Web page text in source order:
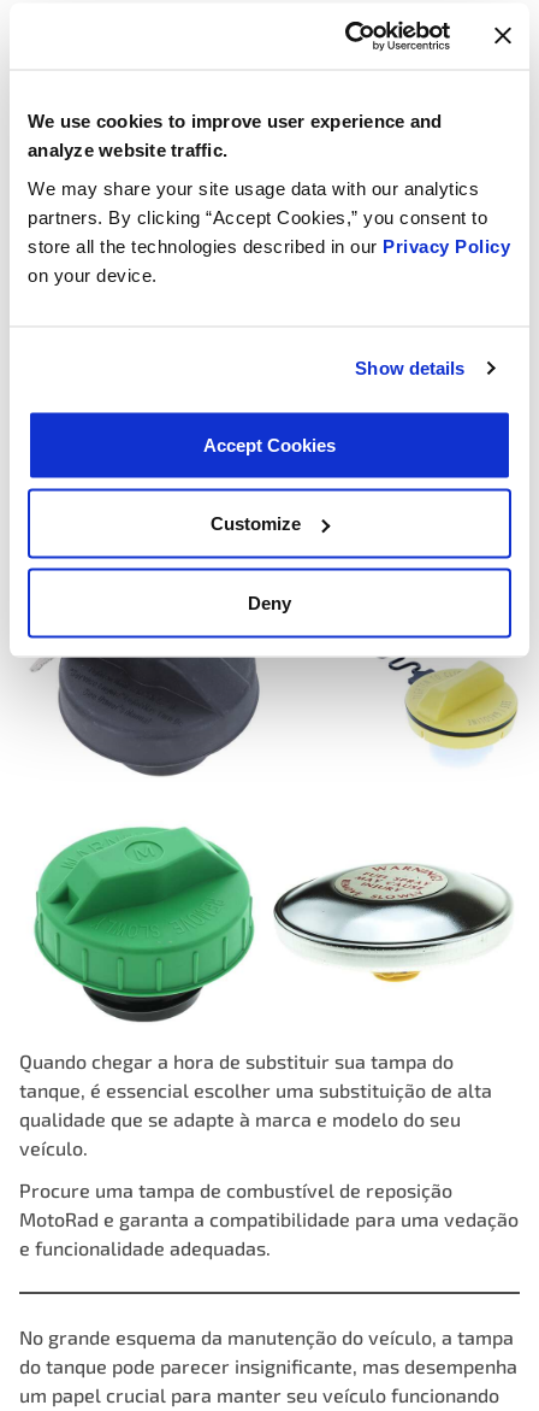
We use cookies to improve user experience and
analyze website traffic.
We may share your site usage data with our analytics
partners. By clicking “Accept Cookies,” you consent to
store all the technologies described in our Privacy Policy
on your device.
Show details
Accept Cookies
Customize
Deny
tampa solta ou danificada pode ativar este aviso.
Se você encontrar
desgastada e precisa ser substituída.
Danos visíveis:Rachaduras, quebras ou sinais visíveis
de desgaste na tampa do tanque são indicadores claros
de que ela precisa ser substituída.
Escolhendo a substituição correta:
Quando chegar a hora de substituir sua tampa do
tanque, é essencial escolher uma substituição de alta
qualidade que se adapte à marca e modelo do seu
veículo.
Procure uma tampa de combustível de reposição
MotoRad e garanta a compatibilidade para uma vedação
e funcionalidade adequadas.
No grande esquema da manutenção do veículo, a tampa
do tanque pode parecer insignificante, mas desempenha
um papel crucial para manter seu veículo funcionando